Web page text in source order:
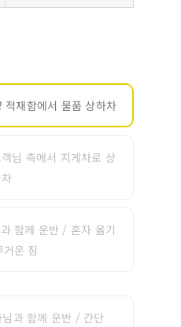
적재함에서 물품 상하차
님 측에서 지게차로 상
함께 운반 / 혼자 옮기
운 짐
님과 함께 운반 / 간단